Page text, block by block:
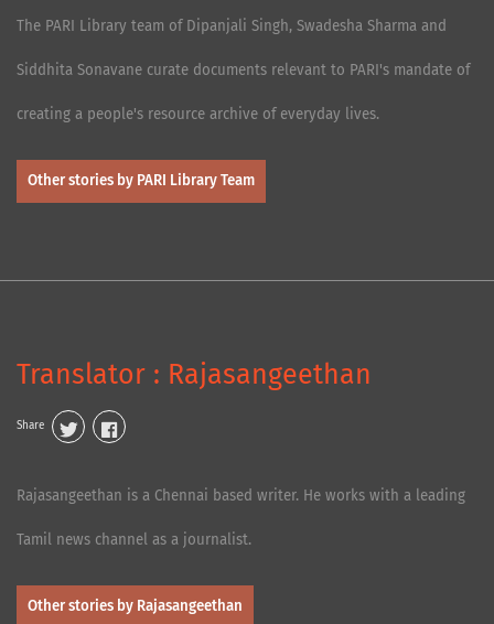
The PARI Library team of Dipanjali Singh, Swadesha Sharma and
Siddhita Sonavane curate documents relevant to PARI's mandate of
creating a people's resource archive of everyday lives.
Other stories by PARI Library Team
Translator : Rajasangeethan
Share
Rajasangeethan is a Chennai based writer. He works with a leading
Tamil news channel as a journalist.
Other stories by Rajasangeethan